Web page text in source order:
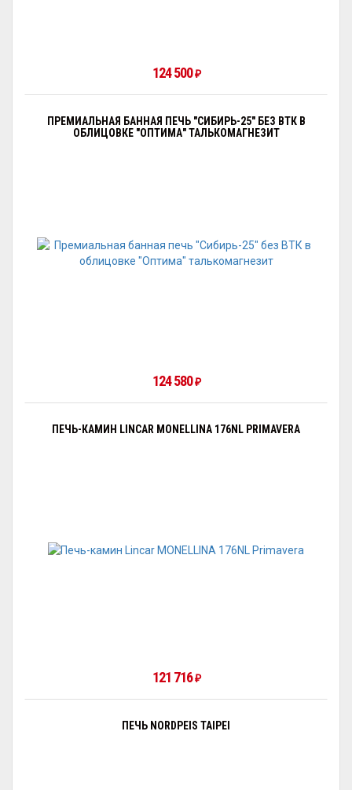
124 500₽
ПРЕМИАЛЬНАЯ БАННАЯ ПЕЧЬ "СИБИРЬ-25" БЕЗ ВТК В
ОБЛИЦОВКЕ "ОПТИМА" ТАЛЬКОМАГНЕЗИТ
124 580₽
ПЕЧЬ-КАМИН LINCAR MONELLINA 176NL PRIMAVERA
121 716₽
ПЕЧЬ NORDPEIS TAIPEI